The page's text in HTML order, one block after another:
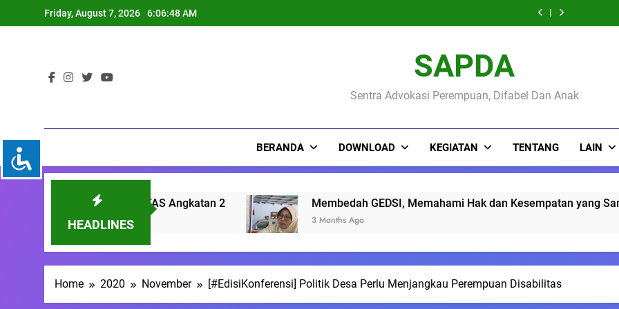
to
Friday, August 7, 2026 6:06:50 AM
Pekerjaan dan
Upah Layak Untuk
Tuntut Akses
KELAS
Buruh Perempuan
Disabilitas
SAPDA
Sentra Advokasi Perempuan, Difabel Dan Anak
BERANDA DOWNLOAD KEGIATAN TENTANG LAIN
HEADLINES
Membedah GEDSI, Memahami Hak dan Kesempatan yang Sama Warga pada
Home 2020 November [#EdisiKonferensi] Politik Desa Perlu Menjangkau Perempuan Disabilitas